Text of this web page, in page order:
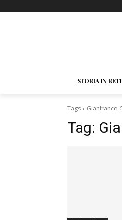
STORIA IN
Tags Gianfranco
Tag: